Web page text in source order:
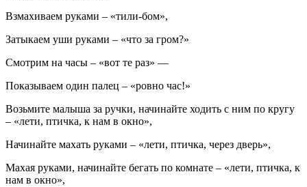
Взмахиваем руками – «тили-бом»,
Затыкаем уши руками – «что за гром?»
Смотрим на часы – «вот те раз» —
Показываем один палец – «ровно час!»
Возьмите малыша за ручки, начинайте ходить с ним по кругу
– «лети, птичка, к нам в окно»,
Начинайте махать руками – «лети, птичка, через дверь»,
Махая руками, начинайте бегать по комнате – «лети, птичка, к
нам в окно»,